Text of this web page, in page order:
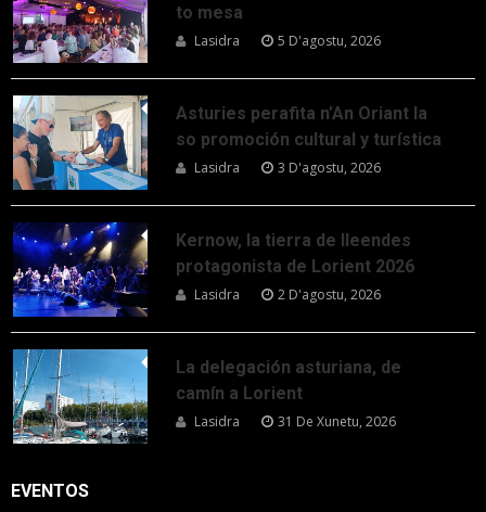
to mesa
Lasidra 5 D'agostu, 2026
Asturies perafita n’An Oriant la
so promoción cultural y turística
Lasidra 3 D'agostu, 2026
Kernow, la tierra de lleendes
protagonista de Lorient 2026
Lasidra 2 D'agostu, 2026
La delegación asturiana, de
camín a Lorient
Lasidra 31 De Xunetu, 2026
EVENTOS